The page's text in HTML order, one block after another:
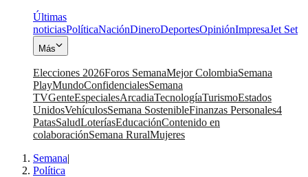
Últimas
noticiasPolíticaNaciónDineroDeportesOpiniónImpresaJet Set
Más
Elecciones 2026Foros SemanaMejor ColombiaSemana
PlayMundoConfidencialesSemana
TVGenteEspecialesArcadiaTecnologíaTurismoEstados
UnidosVehículosSemana SostenibleFinanzas Personales4
PatasSaludLoteríasEducaciónContenido en
colaboraciónSemana RuralMujeres
Semana|
Política